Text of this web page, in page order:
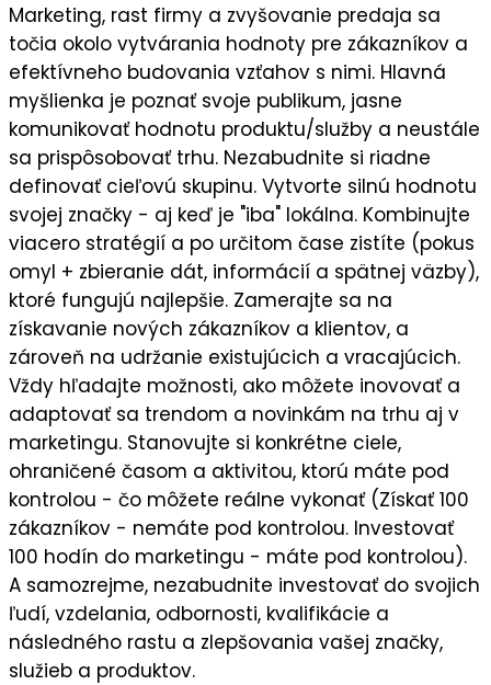
Marketing, rast firmy a zvyšovanie predaja sa
točia okolo vytvárania hodnoty pre zákazníkov a
efektívneho budovania vzťahov s nimi. Hlavná
myšlienka je poznať svoje publikum, jasne
komunikovať hodnotu produktu/služby a neustále
sa prispôsobovať trhu. Nezabudnite si riadne
definovať cieľovú skupinu. Vytvorte silnú hodnotu
svojej značky - aj keď je "iba" lokálna. Kombinujte
viacero stratégií a po určitom čase zistíte (pokus
omyl + zbieranie dát, informácií a spätnej väzby),
ktoré fungujú najlepšie. Zamerajte sa na
získavanie nových zákazníkov a klientov, a
zároveň na udržanie existujúcich a vracajúcich.
Vždy hľadajte možnosti, ako môžete inovovať a
adaptovať sa trendom a novinkám na trhu aj v
marketingu. Stanovujte si konkrétne ciele,
ohraničené časom a aktivitou, ktorú máte pod
kontrolou - čo môžete reálne vykonať (Získať 100
zákazníkov - nemáte pod kontrolou. Investovať
100 hodín do marketingu - máte pod kontrolou).
A samozrejme, nezabudnite investovať do svojich
ľudí, vzdelania, odbornosti, kvalifikácie a
následného rastu a zlepšovania vašej značky,
služieb a produktov.